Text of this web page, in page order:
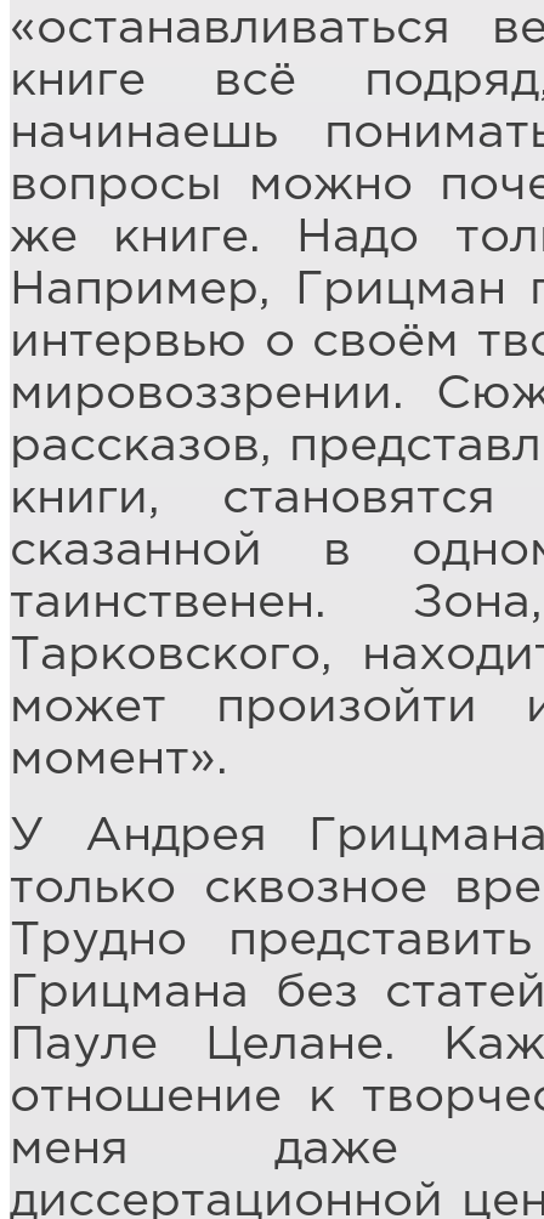
«останавливаться
книге всё
начинаешь
вопросы можно
же книге. Надо
Например, Грицман
интервью о своём
мировоззрении.
рассказов,
книги,
сказанной в
таинственен.
Тарковского,
может произойти
момент».
У Андрея
только сквозное
Трудно
Грицмана без
Пауле Целане.
отношение к
меня даже
диссертационной